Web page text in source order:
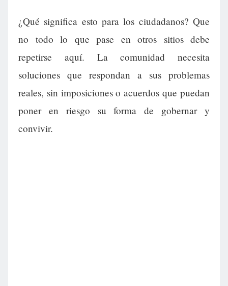
¿Qué significa esto para los ciudadanos? Que
no todo lo que pase en otros sitios debe
repetirse aquí. La comunidad necesita
soluciones que respondan a sus problemas
reales, sin imposiciones o acuerdos que puedan
poner en riesgo su forma de gobernar y
convivir.